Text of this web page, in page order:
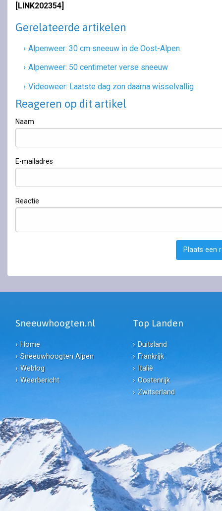
[LINK202354]
Gerelateerde artikelen
Alpenweer: 30 cm sneeuw in de Oost-Alpen
Alpenweer: 50 centimeter verse sneeuw
Videoweer: Laatste dag zon daarna wisselvallig
Reageren op dit artikel
Naam
E-mailadres
Reactie
Plaats een
Sneeuwhoogten.nl
Home
Sneeuwhoogten Alpen
Weblog
Weerbericht
Top Landen
Duitsland
Frankrijk
Italië
Oostenrijk
Zwitserland